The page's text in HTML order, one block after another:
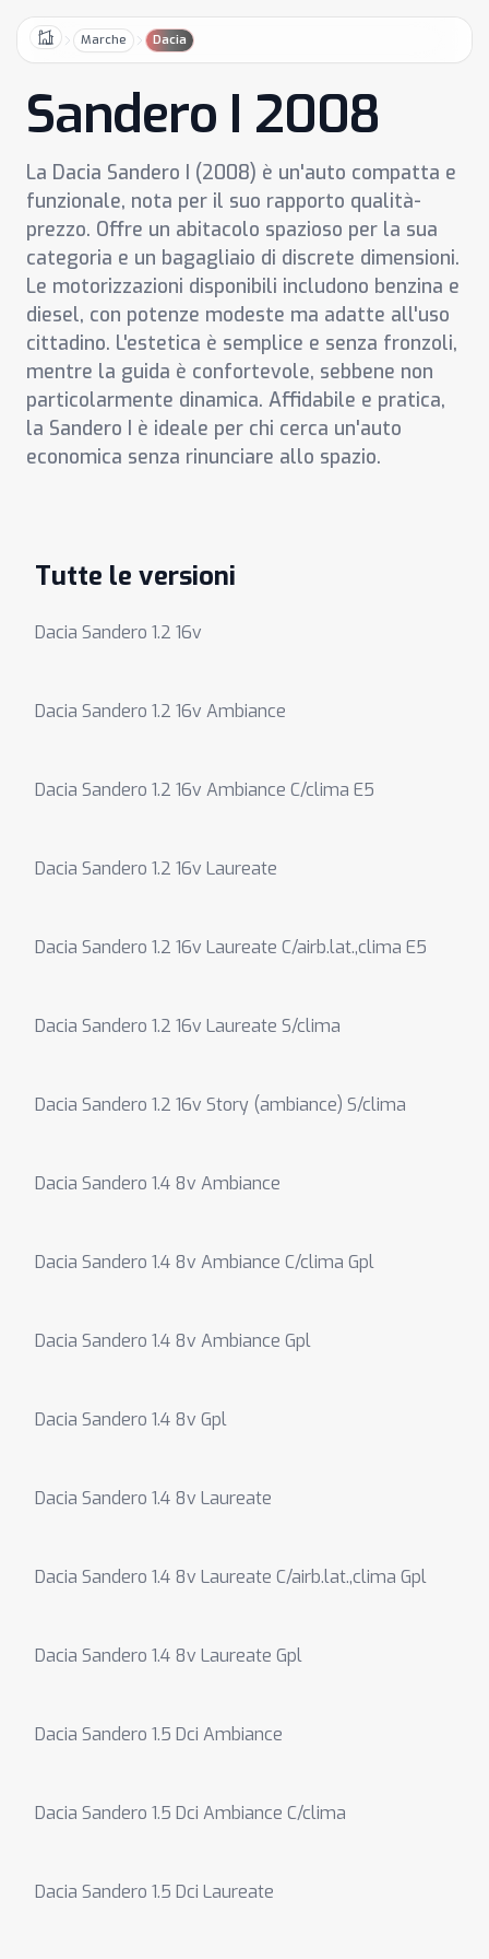
HomeMarche Dacia
Sandero I 2008
La Dacia Sandero I (2008) è un'auto compatta e
funzionale, nota per il suo rapporto qualità-
prezzo. Offre un abitacolo spazioso per la sua
categoria e un bagagliaio di discrete dimensioni.
Le motorizzazioni disponibili includono benzina e
diesel, con potenze modeste ma adatte all'uso
cittadino. L'estetica è semplice e senza fronzoli,
mentre la guida è confortevole, sebbene non
particolarmente dinamica. Affidabile e pratica,
la Sandero I è ideale per chi cerca un'auto
economica senza rinunciare allo spazio.
Tutte le versioni
Dacia Sandero 1.2 16v
Dacia Sandero 1.2 16v Ambiance
Dacia Sandero 1.2 16v Ambiance C/clima E5
Dacia Sandero 1.2 16v Laureate
Dacia Sandero 1.2 16v Laureate C/airb.lat.,clima E5
Dacia Sandero 1.2 16v Laureate S/clima
Dacia Sandero 1.2 16v Story (ambiance) S/clima
Dacia Sandero 1.4 8v Ambiance
Dacia Sandero 1.4 8v Ambiance C/clima Gpl
Dacia Sandero 1.4 8v Ambiance Gpl
Dacia Sandero 1.4 8v Gpl
Dacia Sandero 1.4 8v Laureate
Dacia Sandero 1.4 8v Laureate C/airb.lat.,clima Gpl
Dacia Sandero 1.4 8v Laureate Gpl
Dacia Sandero 1.5 Dci Ambiance
Dacia Sandero 1.5 Dci Ambiance C/clima
Dacia Sandero 1.5 Dci Laureate